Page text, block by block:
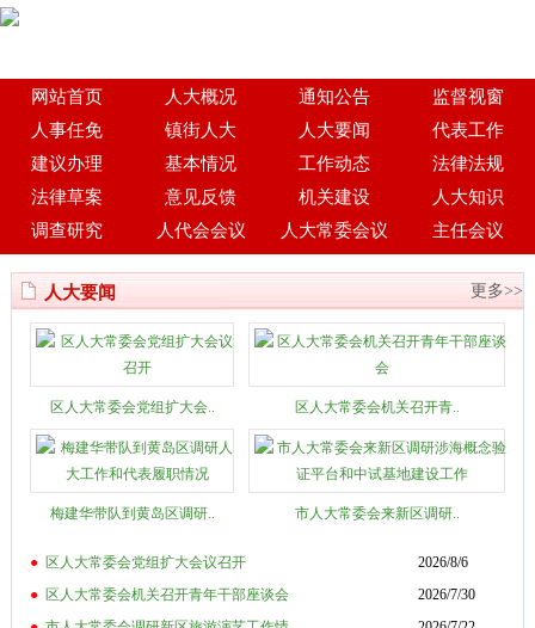
网站首页 人大概况 通知公告
监督视窗
人事任免
镇街人大 人大要闻
代表工作
建议办理
基本情况 工作动态
法律法规
法律草案
意见反馈 机关建设
人大知识
调查研究
人代会会议 人大常委会议 主任会议
人大要闻 更多>>
区人大常委会党组扩大会.. 区人大常委会机关召开青..
梅建华带队到黄岛区调研.. 市人大常委会来新区调研..
● 区人大常委会党组扩大会议召开
2026/8/6
● 区人大常委会机关召开青年干部座谈会
2026/7/30